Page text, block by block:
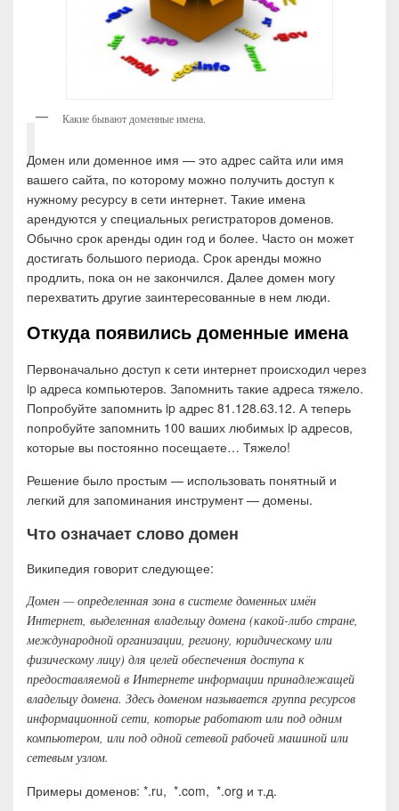
Какие бывают доменные имена.
Домен или доменное имя — это адрес сайта или имя
вашего сайта, по которому можно получить доступ к
нужному ресурсу в сети интернет. Такие имена
арендуются у специальных регистраторов доменов.
Обычно срок аренды один год и более. Часто он может
достигать большого периода. Срок аренды можно
продлить, пока он не закончился. Далее домен могу
перехватить другие заинтересованные в нем люди.
Откуда появились доменные имена
Первоначально доступ к сети интернет происходил через
ip адреса компьютеров. Запомнить такие адреса тяжело.
Попробуйте запомнить ip адрес 81.128.63.12. А теперь
попробуйте запомнить 100 ваших любимых ip адресов,
которые вы постоянно посещаете… Тяжело!
Решение было простым — использовать понятный и
легкий для запоминания инструмент — домены.
Что означает слово домен
Википедия говорит следующее:
Домен — определенная зона в системе доменных имён
Интернет, выделенная владельцу домена (какой-либо стране,
международной организации, региону, юридическому или
физическому лицу) для целей обеспечения доступа к
предоставляемой в Интернете информации принадлежащей
владельцу домена. Здесь доменом называется группа ресурсов
информационной сети, которые работают или под одним
компьютером, или под одной сетевой рабочей машиной или
сетевым узлом.
Примеры доменов: *.ru, *.com, *.org и т.д.